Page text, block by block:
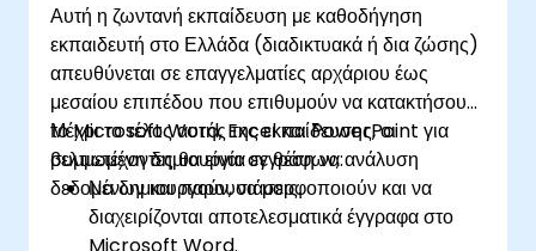
Αυτή η ζωντανή εκπαίδευση με καθοδήγηση
εκπαιδευτή στο Ελλάδα (διαδικτυακά ή δια ζώσης)
απευθύνεται σε επαγγελματίες αρχάριου έως
μεσαίου επιπέδου που επιθυμούν να κατακτήσουν
το Microsoft Word, Excel και PowerPoint για
βελτιωμένη δημιουργία εγγράφων, ανάλυση
δεδομένων και παρουσιάσεις.
Μέχρι το τέλος αυτής της εκπαίδευσης, οι
συμμετέχοντες θα είναι σε θέση να:
Να δημιουργούν, να μορφοποιούν και να
διαχειρίζονται αποτελεσματικά έγγραφα στο
Microsoft Word.